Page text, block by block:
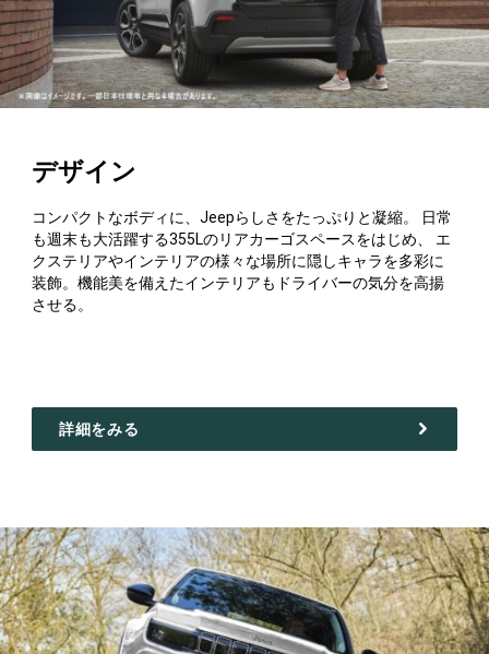
デザイン
コンパクトなボディに、Jeepらしさをたっぷりと凝縮。 日常
も週末も大活躍する355Lのリアカーゴスペースをはじめ、 エ
クステリアやインテリアの様々な場所に隠しキャラを多彩に
装飾。機能美を備えたインテリアもドライバーの気分を高揚
させる。
詳細をみる